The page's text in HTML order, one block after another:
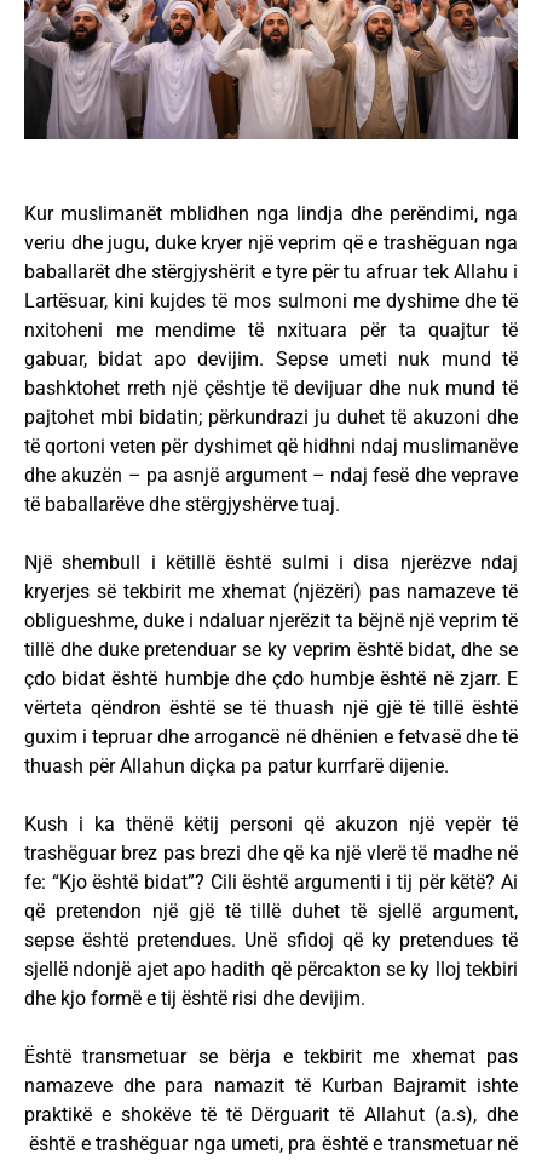
Kur muslimanët mblidhen nga lindja dhe perëndimi, nga
veriu dhe jugu, duke kryer një veprim që e trashëguan nga
baballarët dhe stërgjyshërit e tyre për tu afruar tek Allahu i
Lartësuar, kini kujdes të mos sulmoni me dyshime dhe të
nxitoheni me mendime të nxituara për ta quajtur të
gabuar, bidat apo devijim. Sepse umeti nuk mund të
bashktohet rreth një çështje të devijuar dhe nuk mund të
pajtohet mbi bidatin; përkundrazi ju duhet të akuzoni dhe
të qortoni veten për dyshimet që hidhni ndaj muslimanëve
dhe akuzën – pa asnjë argument – ndaj fesë dhe veprave
të baballarëve dhe stërgjyshërve tuaj.
Një shembull i këtillë është sulmi i disa njerëzve ndaj
kryerjes së tekbirit me xhemat (njëzëri) pas namazeve të
obligueshme, duke i ndaluar njerëzit ta bëjnë një veprim të
tillë dhe duke pretenduar se ky veprim është bidat, dhe se
çdo bidat është humbje dhe çdo humbje është në zjarr. E
vërteta qëndron është se të thuash një gjë të tillë është
guxim i tepruar dhe arrogancë në dhënien e fetvasë dhe të
thuash për Allahun diçka pa patur kurrfarë dijenie.
Kush i ka thënë këtij personi që akuzon një vepër të
trashëguar brez pas brezi dhe që ka një vlerë të madhe në
fe: “Kjo është bidat”? Cili është argumenti i tij për këtë? Ai
që pretendon një gjë të tillë duhet të sjellë argument,
sepse është pretendues. Unë sfidoj që ky pretendues të
sjellë ndonjë ajet apo hadith që përcakton se ky lloj tekbiri
dhe kjo formë e tij është risi dhe devijim.
Është transmetuar se bërja e tekbirit me xhemat pas
namazeve dhe para namazit të Kurban Bajramit ishte
praktikë e shokëve të të Dërguarit të Allahut (a.s), dhe
është e trashëguar nga umeti, pra është e transmetuar në